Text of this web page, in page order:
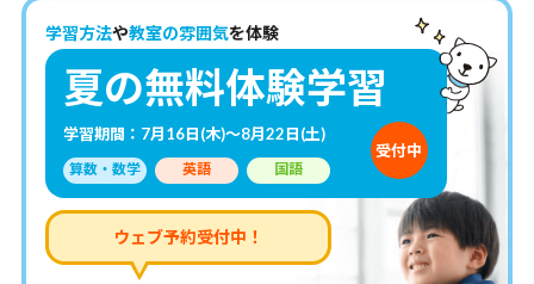
学習方法や教室の雰囲気を体験
夏の無料体験学習
学習期間：7月16日(木)～8月22日(土)
算数・数学 英語 国語
受付中
ウェブ予約受付中！